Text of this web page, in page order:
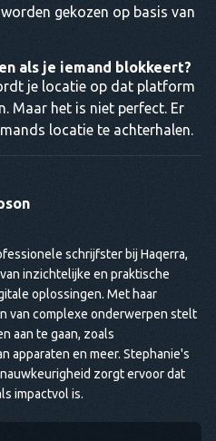
gekozen op basis van
als je iemand blokkeert?
je locatie op dat platform
Maar het is niet perfect. Er
locatie te achterhalen.
schrijfster bij Haqerra,
inzichtelijke en praktische
oplossingen. Met haar
van complexe onderwerpen stelt
aan te gaan, zoals
apparaten en meer. Stephanie's
zorgt ervoor dat
impactvol is.